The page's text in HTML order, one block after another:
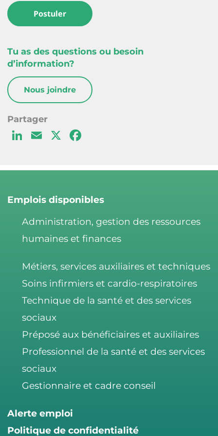
Postuler
Tu as des questions ou besoin
d’information?
Nous joindre
Li
k
d
I
n
E
ai
X
c
b
o
k
Emplois disponibles
Administration, gestion des ressources
humaines et finances
Métiers, services auxiliaires et techniques
Soins infirmiers et cardio-respiratoires
Technique de la santé et des services
sociaux
Préposé aux bénéficiaires et auxiliaires
Professionnel de la santé et des services
sociaux
Gestionnaire et cadre conseil
Alerte emploi
Politique de confidentialité